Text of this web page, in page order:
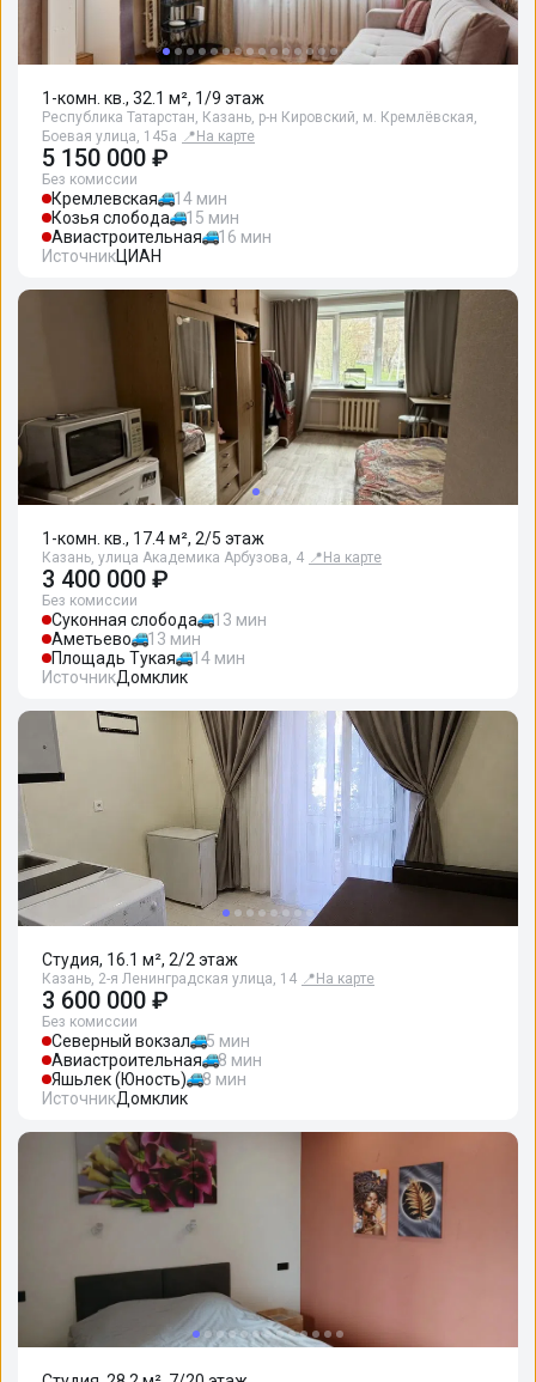
1-комн. кв., 32.1 м², 1/9 этаж
Республика Татарстан, Казань, р-н Кировский, м. Кремлёвская,
Боевая улица, 145а 📍 На карте
5 150 000 ₽
Без комиссии
Кремлевская
14 мин
Козья слобода
15 мин
Авиастроительная
16 мин
ИсточникЦИАН
1-комн. кв., 17.4 м², 2/5 этаж
Казань, улица Академика Арбузова, 4 📍 На карте
3 400 000 ₽
Без комиссии
Суконная слобода
13 мин
Аметьево
13 мин
Площадь Тукая
14 мин
ИсточникДомклик
Студия, 16.1 м², 2/2 этаж
Казань, 2-я Ленинградская улица, 14 📍 На карте
3 600 000 ₽
Без комиссии
Северный вокзал
5 мин
Авиастроительная
8 мин
Яшьлек (Юность)
8 мин
ИсточникДомклик